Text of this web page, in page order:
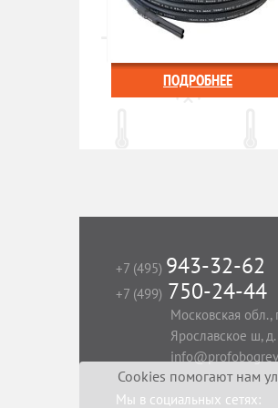
ПОДРОБНЕЕ
+7 (495) 943-32-62
+7 (499) 750-24-44
Московская обл.,
Ярославское ш, д.
Мы в социальных сетях:
Cookies помогают нам